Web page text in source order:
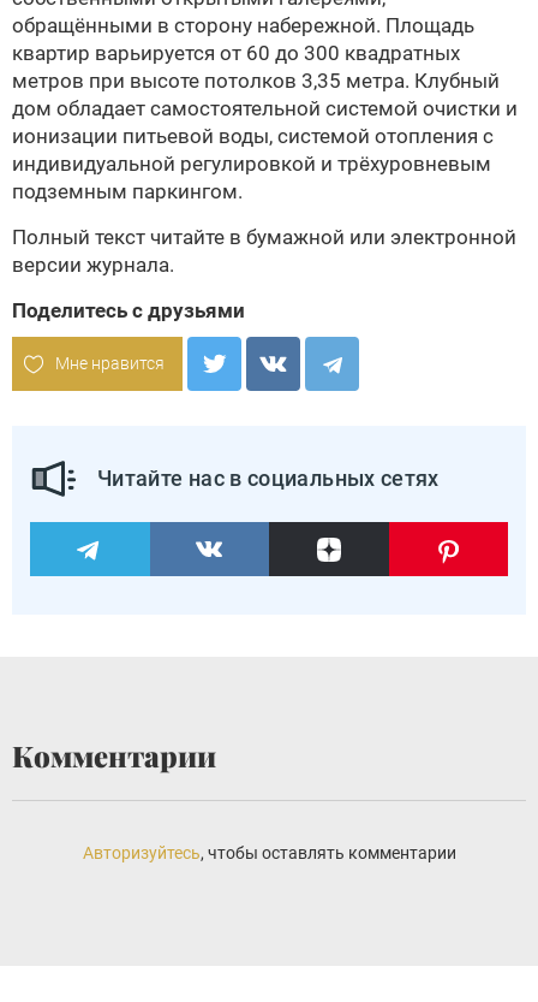
обращёнными в сторону набережной. Площадь
квартир варьируется от 60 до 300 квадратных
метров при высоте потолков 3,35 метра. Клубный
дом обладает самостоятельной системой очистки и
ионизации питьевой воды, системой отопления с
индивидуальной регулировкой и трёхуровневым
подземным паркингом.
Полный текст читайте в бумажной или электронной
версии журнала.
Поделитесь с друзьями
Мне нравится
Читайте нас в социальных сетях
Комментарии
Авторизуйтесь, чтобы оставлять комментарии